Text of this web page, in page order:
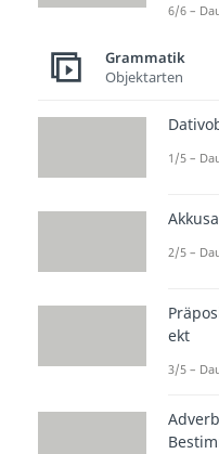
und
Die
sie
Futur
die
sein
6/6 –
Grammatik
Objektarten
1/5 –
2/5 –
ekt
3/5 –